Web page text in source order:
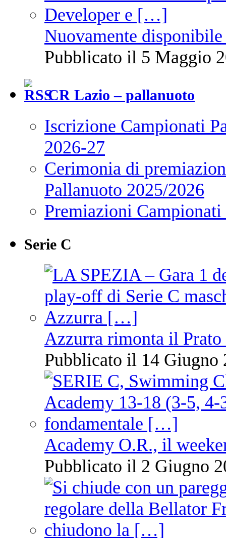
Nuovamente
Pubblicato il 5 Maggio
CR Lazio – pallanuoto
Iscrizione Campionati
2026-27
Cerimonia di
Pallanuoto 2025/2026
Premiazioni
Serie C
Azzurra rimonta il Prato
Pubblicato il 14 Giugno
Academy O.R., il
Pubblicato il 2 Giugno